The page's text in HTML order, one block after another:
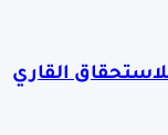
القاري